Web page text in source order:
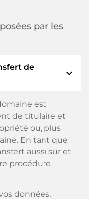
par les
de
expand_more
est
de titulaire et
ou, plus
En tant que
aussi sûr et
procédure
données,